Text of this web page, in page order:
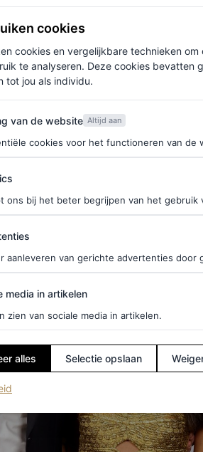
outfits die we de laatste jaren veel
dit dat de hertogin langzaamaan
cookies
cookies en vergelijkbare technieken
te analyseren. Deze cookies bevatten
tot jou als individu.
de website
van de website Altijd aan
cookies voor het functioneren van de
ons bij het beter begrijpen van het gebruik
aanleveren van gerichte advertenties door
in artikelen
media in artikelen
zien van sociale media in artikelen.
alles Selectie opslaan